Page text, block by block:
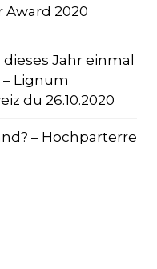
Award 2020
Jahr einmal
Lignum
du 26.10.2020
– Hochparterre